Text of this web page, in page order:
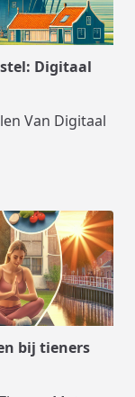
Digitaal
Van Digitaal
bij tieners